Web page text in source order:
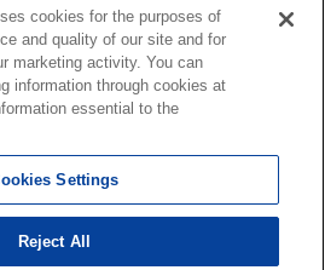
金調達等を含みます）の際には、内容
報提供元より十分な説明を受け、ご自
ださい。
ご掲載、その他不動産業務ソリューシ
様のお問合せはこちら
トに掲載している情報の無断転載を禁止します。著作権
供者に帰属します。
cookies for the purposes of
and quality of our site and for
marketing activity. You can
information through cookies at
essential to the
Settings
Reject All